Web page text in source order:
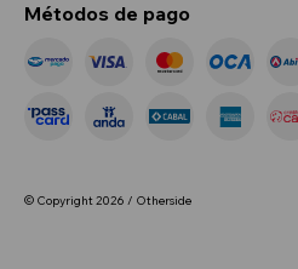
Métodos de pago
© Copyright 2026 / Otherside